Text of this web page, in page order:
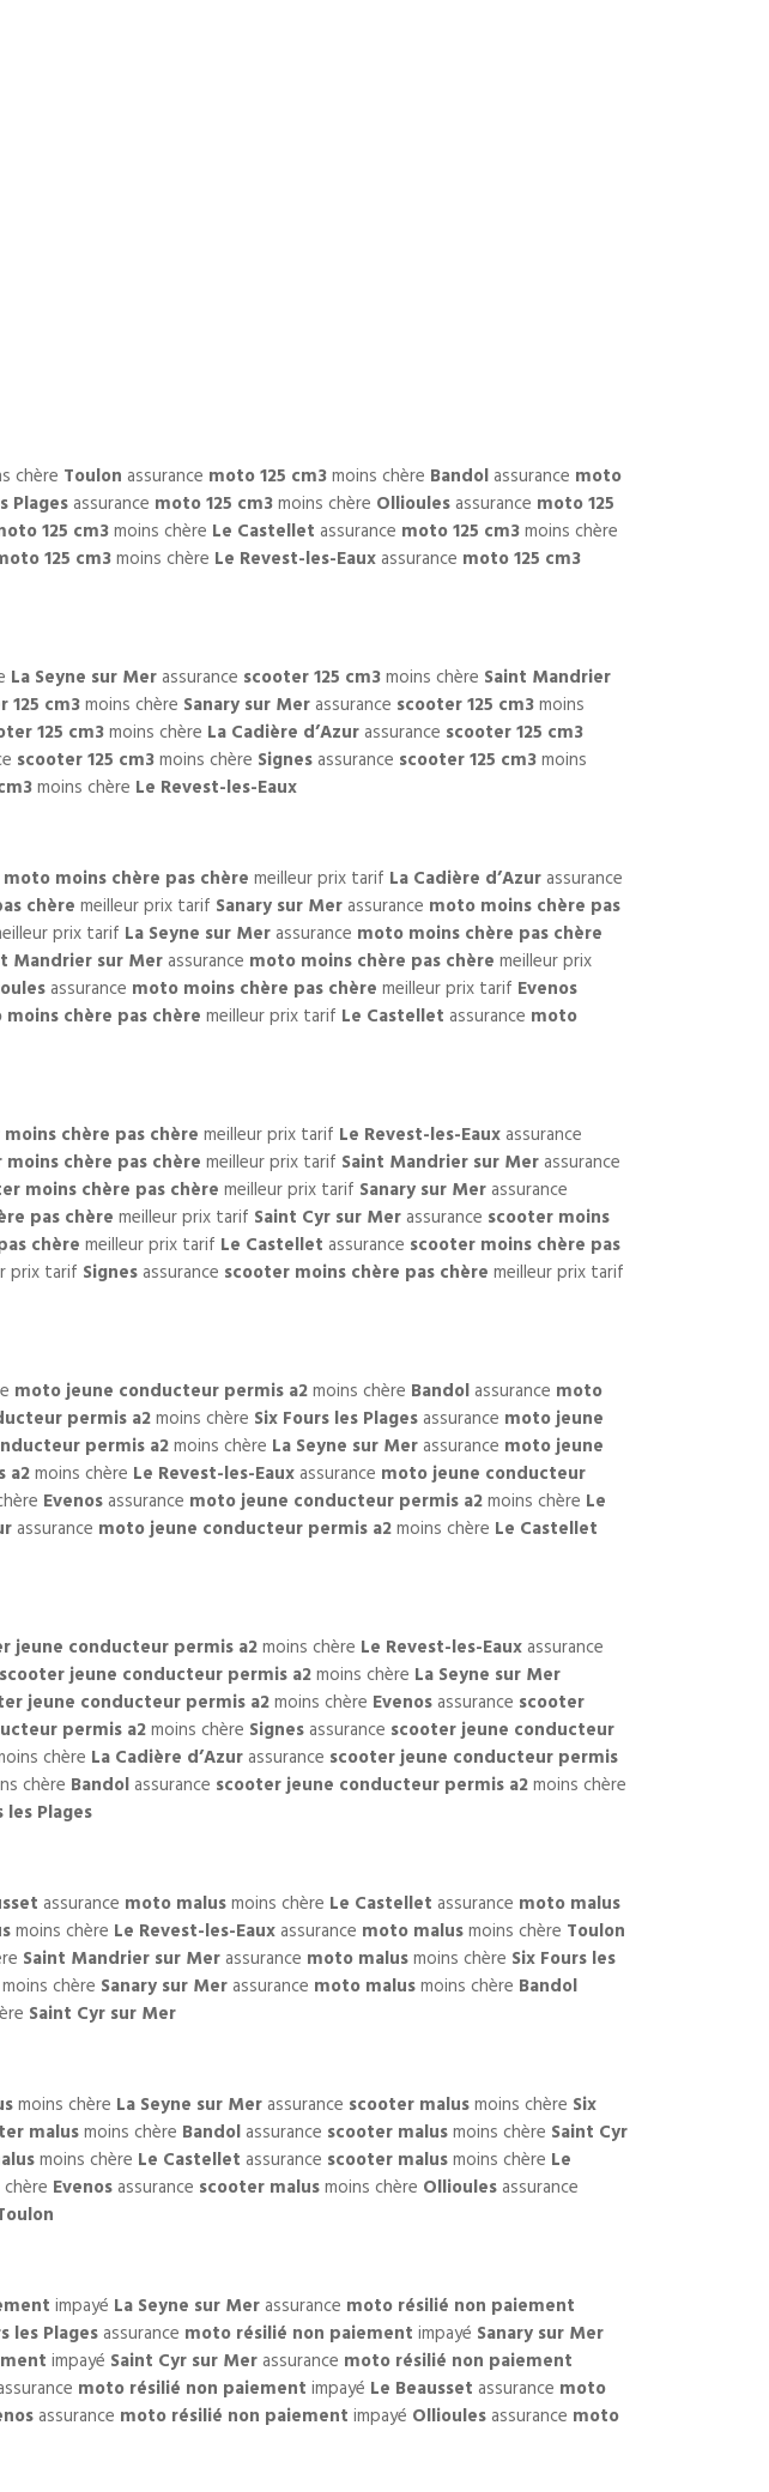
chère Toulon assurance moto 125 cm3moins chère Bandolassurance moto
Plagesassurance moto 125 cm3moins chère Ollioulesassurance moto 125
125 cm3moins chère Le Castellet assurance moto 125 cm3moins chère
125 cm3moins chère Le Revest-les-Eauxassurance moto 125 cm3
La Seyne sur Merassurance scooter 125 cm3moins chère Saint Mandrier
125 cm3moins chère Sanary sur Merassurance scooter 125 cm3moins
125 cm3moins chère La Cadière d’Azurassurance scooter 125 cm3
scooter 125 cm3moins chère Signesassurance scooter 125 cm3moins
moins chère Le Revest-les-Eaux
moto moins chère pas chère meilleur prix tarif La Cadière d’Azurassurance
chère meilleur prix tarif Sanary sur Merassurance moto moins chère pas
prix tarif La Seyne sur Merassurance moto moins chère pas chère
Mandrier sur Merassurance moto moins chère pas chère meilleur prix
assurance moto moins chère pas chère meilleur prix tarif Evenos
chère pas chère meilleur prix tarif Le Castellet assurance moto
chère pas chère meilleur prix tarif Le Revest-les-Eauxassurance
chère pas chère meilleur prix tarif Saint Mandrier sur Merassurance
moins chère pas chère meilleur prix tarif Sanary sur Merassurance
pas chère meilleur prix tarif Saint Cyr sur Merassurance scooter moins
chère meilleur prix tarif Le Castellet assurance scooter moins chère pas
prix tarif Signesassurance scooter moins chère pas chère meilleur prix tarif
moto jeune conducteur permis a2moins chère Bandolassurance moto
permis a2moins chère Six Fours les Plagesassurance moto jeune
permis a2moins chère La Seyne sur Merassurance moto jeune
a2moins chère Le Revest-les-Eauxassurance moto jeune conducteur
Evenosassurance moto jeune conducteur permis a2moins chère Le
assurance moto jeune conducteur permis a2moins chère Le Castellet
jeune conducteur permis a2moins chère Le Revest-les-Eauxassurance
scooter jeune conducteur permis a2moins chère La Seyne sur Mer
jeune conducteur permis a2moins chère Evenosassurance scooter
permis a2moins chère Signesassurance scooter jeune conducteur
chère La Cadière d’Azurassurance scooter jeune conducteur permis
chère Bandolassurance scooter jeune conducteur permis a2moins chère
les Plages
assurance moto malusmoins chère Le Castellet assurance moto malus
moins chère Le Revest-les-Eauxassurance moto malusmoins chère Toulon
Saint Mandrier sur Merassurance moto malusmoins chère Six Fours les
moins chère Sanary sur Merassurance moto malusmoins chère Bandol
Saint Cyr sur Mer
moins chère La Seyne sur Merassurance scooter malusmoins chère Six
malusmoins chère Bandolassurance scooter malusmoins chère Saint Cyr
moins chère Le Castellet assurance scooter malusmoins chère Le
Evenosassurance scooter malusmoins chère Ollioulesassurance
impayé La Seyne sur Merassurance moto résilié non paiement
les Plagesassurance moto résilié non paiement impayé Sanary sur Mer
impayé Saint Cyr sur Merassurance moto résilié non paiement
moto résilié non paiement impayé Le Beausset assurance moto
assurance moto résilié non paiement impayé Ollioulesassurance moto